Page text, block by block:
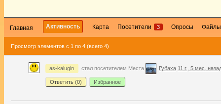
Главная Активность Карта Посетители 3 Опросы
Просмотр элементов с 1 по 4 (всего 4)
as-kalugin стал посетителем Места Губаха 11 г., 5 мес.
Ответить (0) Избранное